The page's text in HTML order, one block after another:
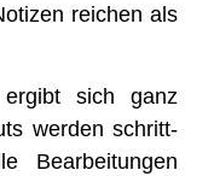
rei­chen als
sich ganz
wer­den schritt­
Bear­bei­tun­gen